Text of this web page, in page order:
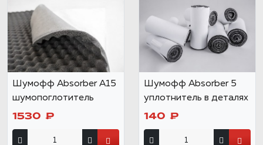
Шумофф Absorber А15
шумопоглотитель
1530 ₽
Шумофф Absorber 5
уплотнитель в деталях
140 ₽